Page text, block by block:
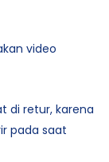
video
di retur, karena
pada saat